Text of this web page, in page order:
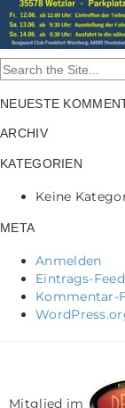
Search
for:
NEUESTE
ARCHIV
KATEGORIEN
Keine
META
Anmelden
Eintrags-Feed
Kommentar-
Mitglied im